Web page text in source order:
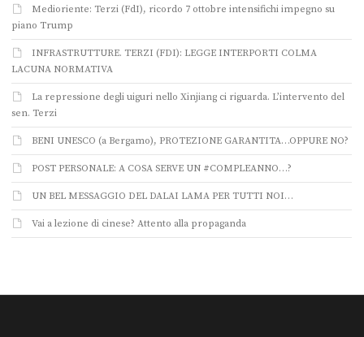
Medioriente: Terzi (FdI), ricordo 7 ottobre intensifichi impegno su
piano Trump
INFRASTRUTTURE. TERZI (FDI): LEGGE INTERPORTI COLMA
LACUNA NORMATIVA
La repressione degli uiguri nello Xinjiang ci riguarda. L’intervento del
sen. Terzi
BENI UNESCO (a Bergamo), PROTEZIONE GARANTITA…OPPURE NO?
POST PERSONALE: A COSA SERVE UN #COMPLEANNO…?
UN BEL MESSAGGIO DEL DALAI LAMA PER TUTTI NOI…
Vai a lezione di cinese? Attento alla propaganda